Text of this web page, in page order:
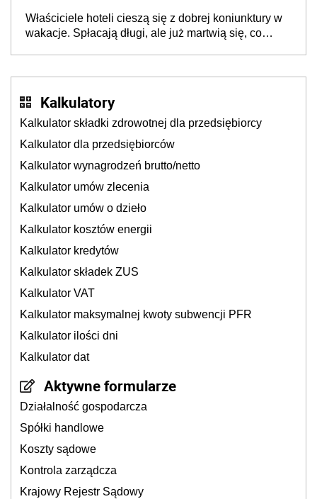
cichu
Właściciele hoteli cieszą się z dobrej koniunktury w
wakacje. Spłacają długi, ale już martwią się, co
Kalkulatory
Kalkulator składki zdrowotnej dla przedsiębiorcy
Kalkulator dla przedsiębiorców
Kalkulator wynagrodzeń brutto/netto
Kalkulator umów zlecenia
Kalkulator umów o dzieło
Kalkulator kosztów energii
Kalkulator kredytów
Kalkulator składek ZUS
Kalkulator VAT
Kalkulator maksymalnej kwoty subwencji PFR
Kalkulator ilości dni
Kalkulator dat
Aktywne formularze
Działalność gospodarcza
Spółki handlowe
Koszty sądowe
Kontrola zarządcza
Krajowy Rejestr Sądowy